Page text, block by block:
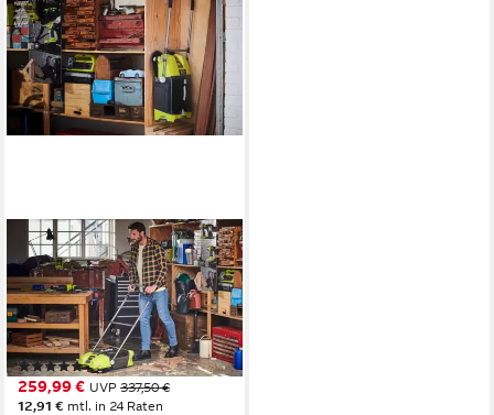
RYOBI
Kehrmaschine Akku-
Kehrmaschine mit Akku
Kehrbesen Straßenkehrer
ONE+ 18V
(1)
259,99 € UVP 337,50 €
12,91 € mtl. in 24 Raten